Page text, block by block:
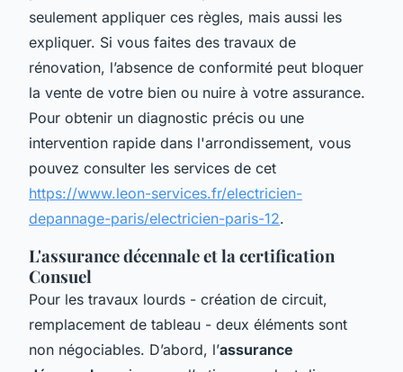
seulement appliquer ces règles, mais aussi les
expliquer. Si vous faites des travaux de
rénovation, l’absence de conformité peut bloquer
la vente de votre bien ou nuire à votre assurance.
Pour obtenir un diagnostic précis ou une
intervention rapide dans l'arrondissement, vous
pouvez consulter les services de cet
https://www.leon-services.fr/electricien-
depannage-paris/electricien-paris-12.
L'assurance décennale et la certification
Consuel
Pour les travaux lourds - création de circuit,
remplacement de tableau - deux éléments sont
non négociables. D’abord, l’assurance